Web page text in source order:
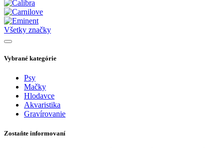
Všetky značky
Vybrané kategórie
Psy
Mačky
Hlodavce
Akvaristika
Gravírovanie
Zostaňte informovaní